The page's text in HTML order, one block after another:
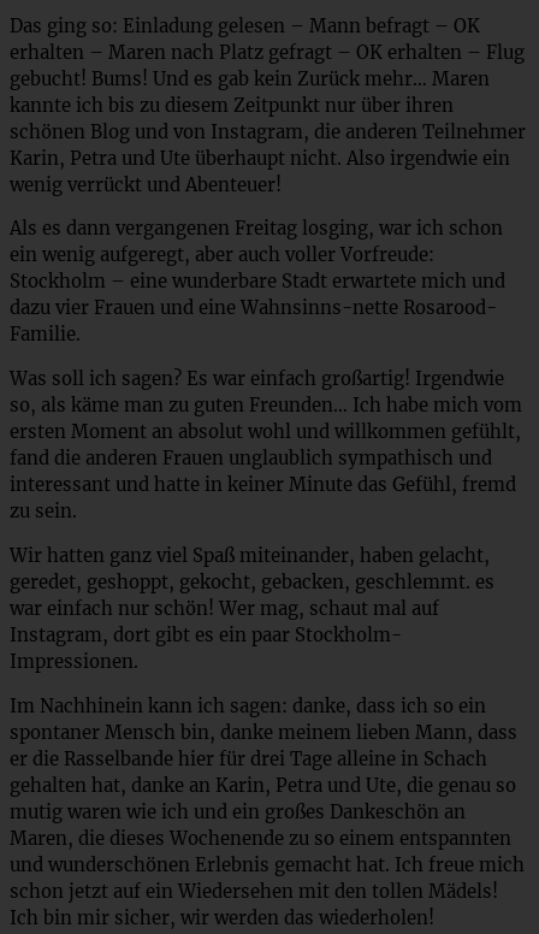
Das ging so: Einladung gelesen – Mann befragt – OK
erhalten – Maren nach Platz gefragt – OK erhalten – Flug
gebucht! Bums! Und es gab kein Zurück mehr… Maren
kannte ich bis zu diesem Zeitpunkt nur über ihren
schönen Blog und von Instagram, die anderen Teilnehmer
Karin, Petra und Ute überhaupt nicht. Also irgendwie ein
wenig verrückt und Abenteuer!
Als es dann vergangenen Freitag losging, war ich schon
ein wenig aufgeregt, aber auch voller Vorfreude:
Stockholm – eine wunderbare Stadt erwartete mich und
dazu vier Frauen und eine Wahnsinns-nette Rosarood-
Familie.
Was soll ich sagen? Es war einfach großartig! Irgendwie
so, als käme man zu guten Freunden… Ich habe mich vom
ersten Moment an absolut wohl und willkommen gefühlt,
fand die anderen Frauen unglaublich sympathisch und
interessant und hatte in keiner Minute das Gefühl, fremd
zu sein.
Wir hatten ganz viel Spaß miteinander, haben gelacht,
geredet, geshoppt, gekocht, gebacken, geschlemmt. es
war einfach nur schön! Wer mag, schaut mal auf
Instagram, dort gibt es ein paar Stockholm-
Impressionen.
Im Nachhinein kann ich sagen: danke, dass ich so ein
spontaner Mensch bin, danke meinem lieben Mann, dass
er die Rasselbande hier für drei Tage alleine in Schach
gehalten hat, danke an Karin, Petra und Ute, die genau so
mutig waren wie ich und ein großes Dankeschön an
Maren, die dieses Wochenende zu so einem entspannten
und wunderschönen Erlebnis gemacht hat. Ich freue mich
schon jetzt auf ein Wiedersehen mit den tollen Mädels!
Ich bin mir sicher, wir werden das wiederholen!